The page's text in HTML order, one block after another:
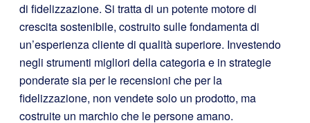
di fidelizzazione. Si tratta di un potente motore di
crescita sostenibile, costruito sulle fondamenta di
un’esperienza cliente di qualità superiore. Investendo
negli strumenti migliori della categoria e in strategie
ponderate sia per le recensioni che per la
fidelizzazione, non vendete solo un prodotto, ma
costruite un marchio che le persone amano.